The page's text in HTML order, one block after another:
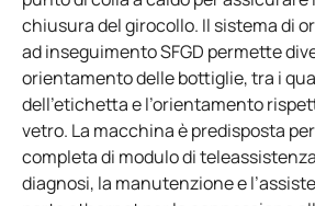
chiusura del girocollo. Il sistema di
ad inseguimento SFGD permette
orientamento delle bottiglie, tra i
dell’etichetta e l’orientamento
vetro. La macchina è predisposta
completa di modulo di
diagnosi, la manutenzione e